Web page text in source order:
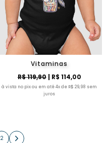
Vitaminas
R$ 119,90| R$ 114,00
à vista no pix ou em até 4x de R$ 29,98 sem
juros
2